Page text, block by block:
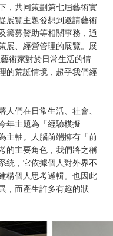
，共同策劃第七屆藝術實
展覽主題發想到邀請藝術
籌募贊助等相關事務，通
展、經營管理的展覽。展
術家對於日常生活的情
的荒誕情境，超乎我們經
們在日常生活、社會、
年主題為「經驗模擬
主軸。人腦前端擁有「前
的主要角色，我們將之稱
統，它依據個人對外界不
構個人思考邏輯。也因此
，而產生許多有趣的狀